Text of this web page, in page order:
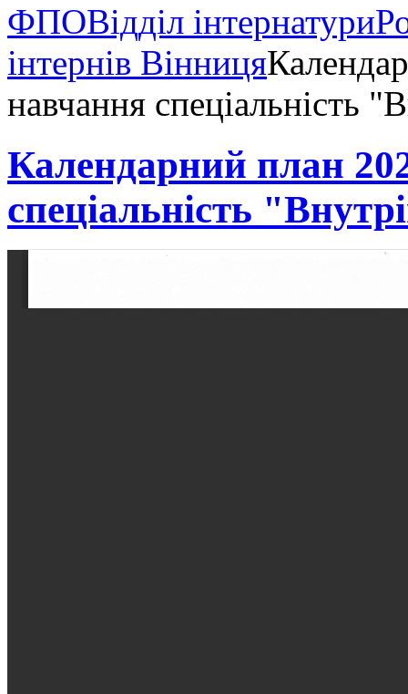
ФПОВідділ інтернатури
інтернів Вінниця
навчання спеціальність
Календарний план
спеціальність